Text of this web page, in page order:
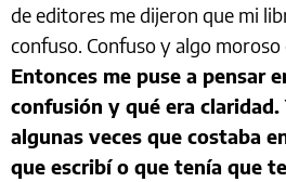
de editores me dijeron que mi
confuso. Confuso y algo
Entonces me puse a pensar
confusión y qué era claridad.
algunas veces que costaba
que escribí o que tenía que